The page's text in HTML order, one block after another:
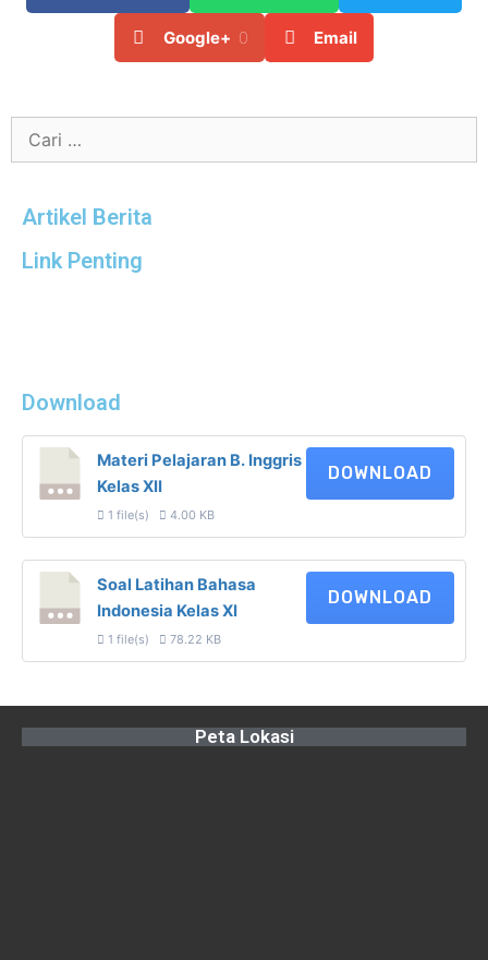
Google+ 0 Email
Artikel Berita
Link Penting
Download
Materi Pelajaran B. Inggris
Kelas XII
1 file(s) 4.00 KB
DOWNLOAD
Soal Latihan Bahasa
Indonesia Kelas XI
1 file(s) 78.22 KB
DOWNLOAD
Peta Lokasi